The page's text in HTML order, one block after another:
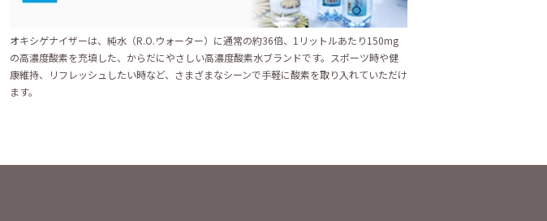
オキシゲナイザーは、純水（R.O.ウォーター）に通常の約36倍、1リットルあたり150mg
の高濃度酸素を充填した、からだにやさしい高濃度酸素水ブランドです。スポーツ時や健
康維持、リフレッシュしたい時など、さまざまなシーンで手軽に酸素を取り入れていただけ
ます。